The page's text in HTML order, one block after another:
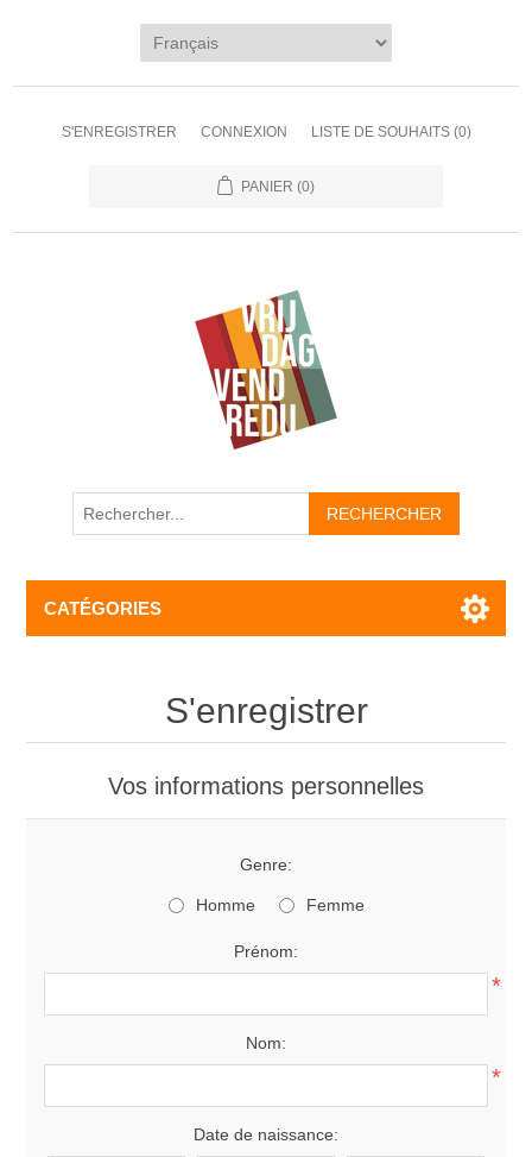
S'ENREGISTRER CONNEXION LISTE DE SOUHAITS (0)
PANIER (0)
CATÉGORIES
S'enregistrer
Vos informations personnelles
Genre:
Homme Femme
Prénom:
*
Nom:
*
Date de naissance: